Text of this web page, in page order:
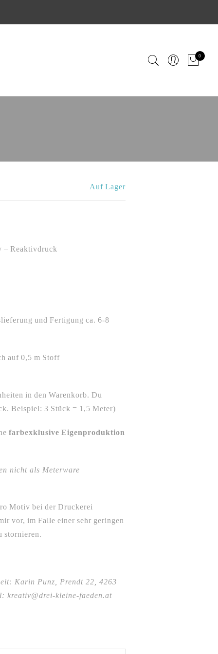
0
Auf Lager
– Reaktivdruck
und Fertigung ca. 6-8
auf 0,5 m Stoff
in den Warenkorb. Du
Beispiel: 3 Stück = 1,5 Meter)
farbexklusive Eigenproduktion
nicht als Meterware
Motiv bei der Druckerei
vor, im Falle einer sehr geringen
stornieren.
Karin Punz, Prendt 22, 4263
kreativ@drei-kleine-faeden.at